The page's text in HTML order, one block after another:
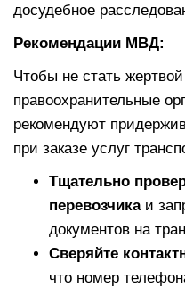
досудебное
Рекомендации МВД:
Чтобы не стать
правоохранительные
рекомендуют
при заказе услуг
Тщательно
перевозчикаи
документов на
Сверяйте
что номер